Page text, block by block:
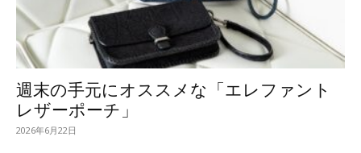
週末の手元にオススメな「エレファント
レザーポーチ」
2026年6月22日